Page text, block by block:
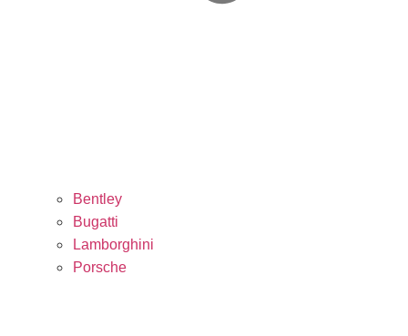
Bentley
Bugatti
Lamborghini
Porsche